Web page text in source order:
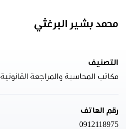
محمد بشير البرغثي
التصنيف
مكاتب المحاسبة والمراجعة القانونية
رقم الهاتف
0912118975